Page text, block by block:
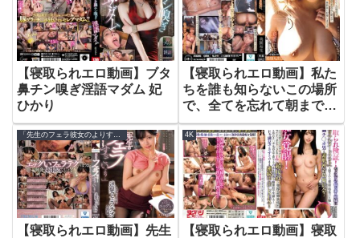
【寝取られエロ動画】ブタ
鼻チン嗅ぎ淫語マダム 妃
ひかり
【寝取られエロ動画】私た
ちを誰も知らないこの場所
で、全てを忘れて朝まで無
制限に射精しまくる、ハメ
まくり温泉旅行。 美園和
花
【寝取られエロ動画】先生
4K
【寝取られエロ動画】寝取